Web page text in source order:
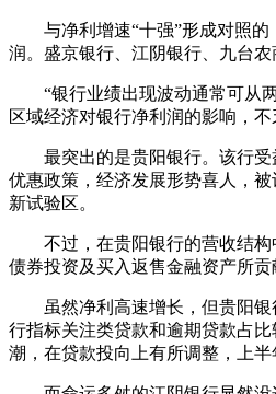
与净利增速“十强”形成对照的，
润。盛京银行、江阴银行、九台农
“银行业绩出现波动通常可从两
区域经济对银行净利润的影响，不
最突出的是贵阳银行。该行受
优惠政策，经济发展形势喜人，被
新试验区。
不过，在贵阳银行的营收结构中
债券投资及买入返售金融资产所
虽然净利高速增长，但贵阳银行
行指标关注类贷款和逾期贷款占
潮，在贷款投向上有所调整，上